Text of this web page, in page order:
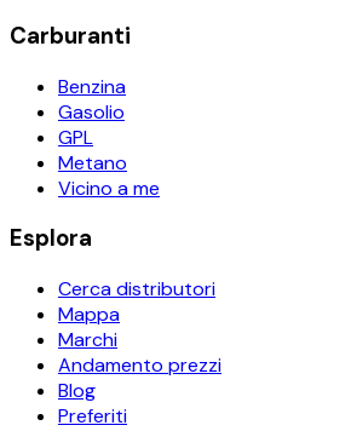
Carburanti
Benzina
Gasolio
GPL
Metano
Vicino a me
Esplora
Cerca distributori
Mappa
Marchi
Andamento prezzi
Blog
Preferiti